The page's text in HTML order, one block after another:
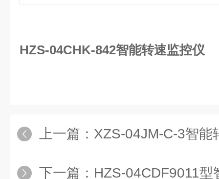
HZS-04CHK-842智能转速监控仪
上一篇： XZS-04JM-C-3智能
下一篇： HZS-04CDF9011型智